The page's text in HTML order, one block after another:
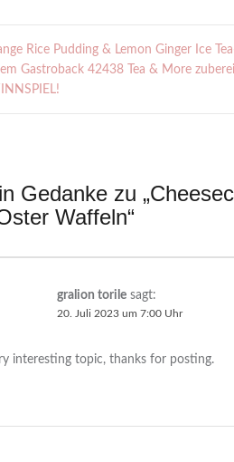
Rice Pudding & Lemon Ginger Ice
Gastroback 42438 Tea & More
Gedanke zu „
Waffeln“
gralion torile sagt:
20. Juli 2023 um 7:00 Uhr
interesting topic, thanks for posting.